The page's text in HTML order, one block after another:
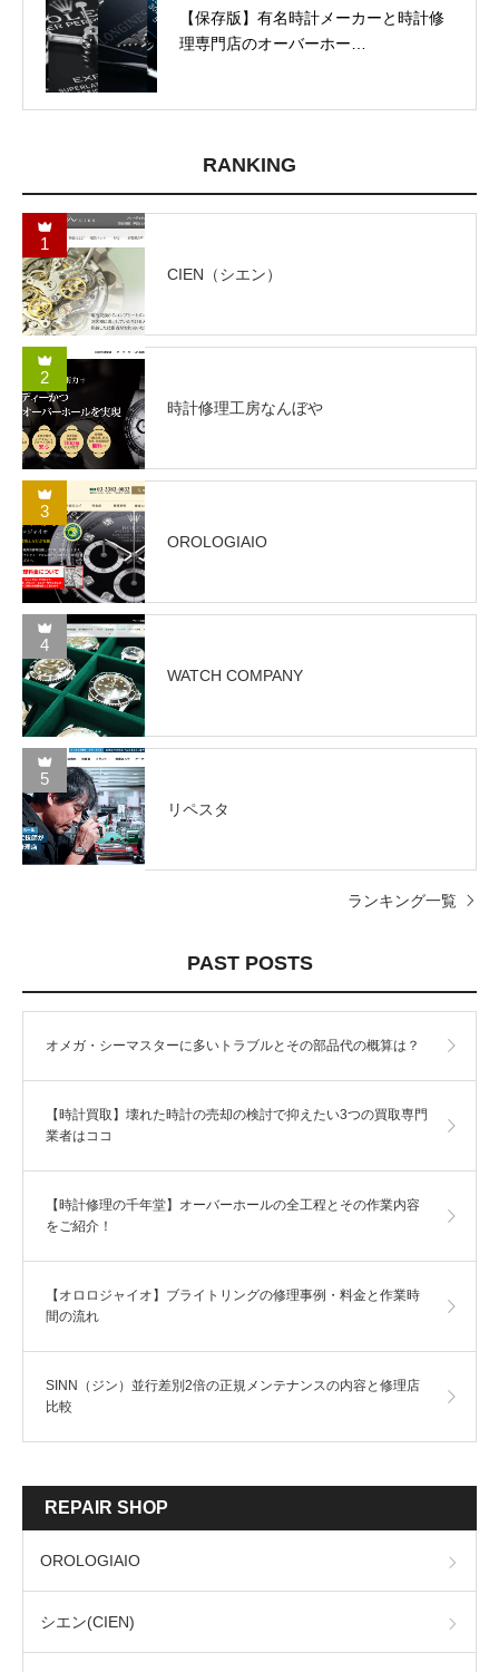
【保存版】有名時計メーカーと時計修
理専門店のオーバーホー…
RANKING
1
CIEN（シエン）
2
時計修理工房なんぼや
3
OROLOGIAIO
4
WATCH COMPANY
5
リペスタ
ランキング一覧
PAST POSTS
オメガ・シーマスターに多いトラブルとその部品代の概算は？
【時計買取】壊れた時計の売却の検討で抑えたい3つの買取専門
業者はココ
【時計修理の千年堂】オーバーホールの全工程とその作業内容
をご紹介！
【オロロジャイオ】ブライトリングの修理事例・料金と作業時
間の流れ
SINN（ジン）並行差別2倍の正規メンテナンスの内容と修理店
比較
REPAIR SHOP
OROLOGIAIO
シエン(CIEN)